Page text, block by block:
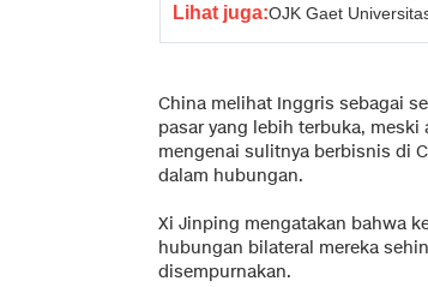
Lihat juga:OJK Gaet
China melihat Inggris sebagai
pasar yang lebih terbuka,
mengenai sulitnya berbisnis di
dalam hubungan.
Xi Jinping mengatakan bahwa
hubungan bilateral mereka
disempurnakan.